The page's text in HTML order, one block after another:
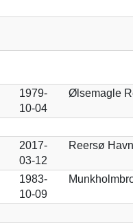
1979-
10-04
Ølsemagle
2017-
03-12
Reersø Havn
1983-
10-09